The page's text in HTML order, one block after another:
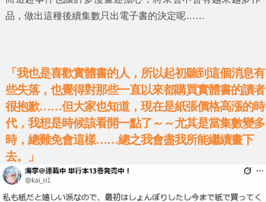
品，做出這種後續集數只出電子書的決定呢……
「我也是喜歡實體書的人，所以起初聽到這個消息有
些失落，也覺得對那些一直以來都購買實體書的讀者
很抱歉……但大家也知道，現在是紙張價格高漲的時
代，我想是時候該看開一點了～～尤其是當集數變多
時，總難免會這樣……總之我會盡我所能繼續畫下
去。」